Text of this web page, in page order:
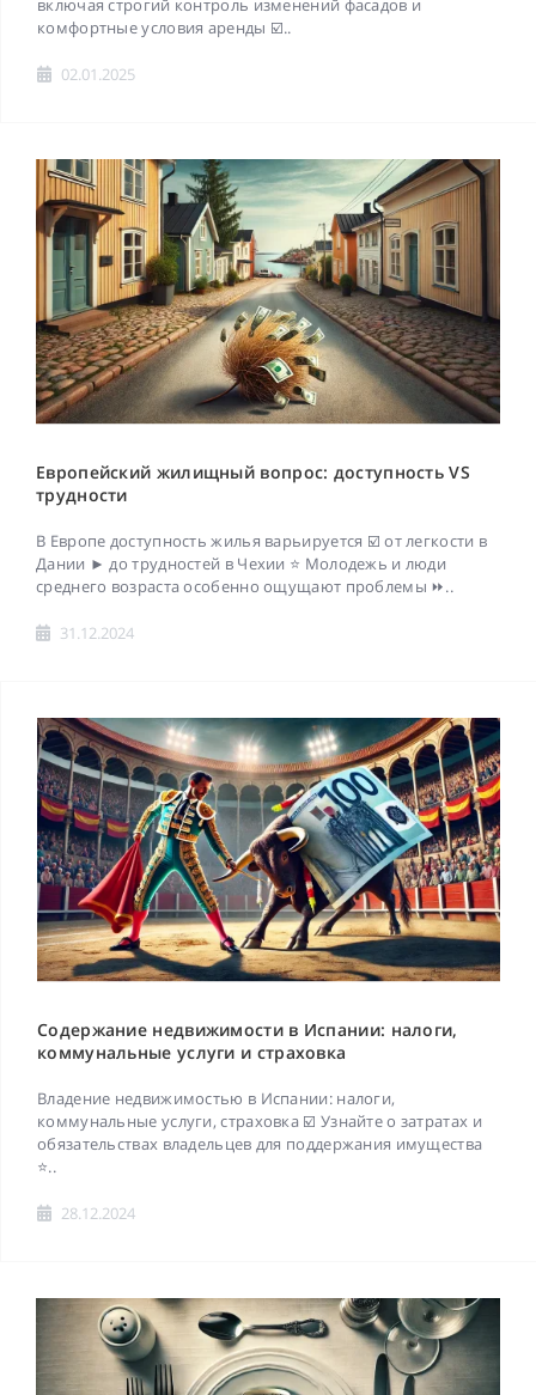
включая строгий контроль изменений фасадов и
комфортные условия аренды ☑️..
02.01.2025
Европейский жилищный вопрос: доступность VS
трудности
В Европе доступность жилья варьируется ☑️ от легкости в
Дании ► до трудностей в Чехии ⭐ Молодежь и люди
среднего возраста особенно ощущают проблемы ⏩..
31.12.2024
Содержание недвижимости в Испании: налоги,
коммунальные услуги и страховка
Владение недвижимостью в Испании: налоги,
коммунальные услуги, страховка ☑️ Узнайте о затратах и
обязательствах владельцев для поддержания имущества
⭐..
28.12.2024